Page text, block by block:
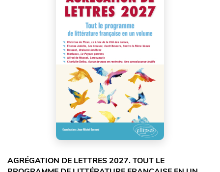
AGRÉGATION DE LETTRES 2027. TOUT LE